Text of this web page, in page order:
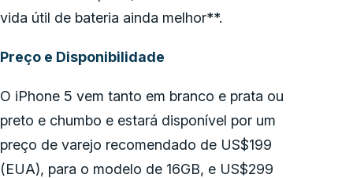
vida útil de bateria ainda melhor**.
Preço e Disponibilidade
O iPhone 5 vem tanto em branco e prata ou
preto e chumbo e estará disponível por um
preço de varejo recomendado de US$199
(EUA), para o modelo de 16GB, e US$299